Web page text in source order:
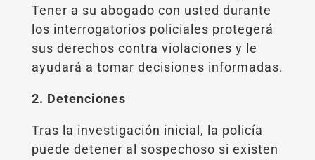
Tener a su abogado con usted durante
los interrogatorios policiales protegerá
sus derechos contra violaciones y le
ayudará a tomar decisiones informadas.
2. Detenciones
Tras la investigación inicial, la policía
puede detener al sospechoso si existen